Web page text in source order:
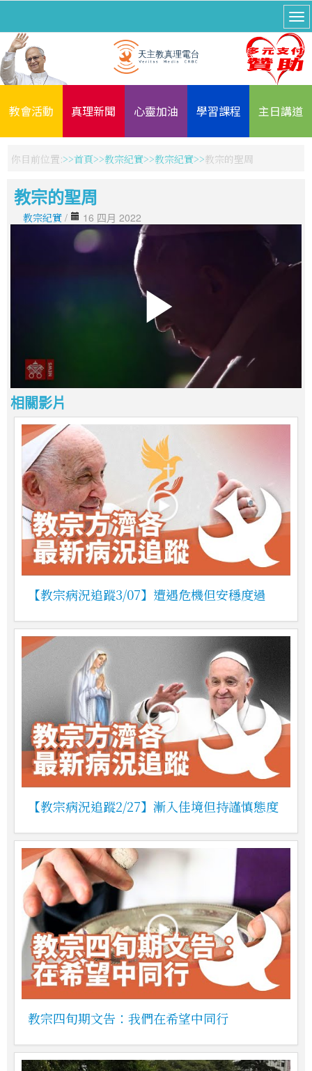
教會活動 真理新聞 心靈加油 學習課程 主日講道
你目前位置: 首頁 教宗紀實 教宗紀實 教宗的聖周
教宗的聖周
教宗紀實 / 16 四月 2022
相關影片
【教宗病況追蹤3/07】遭遇危機但安穩度過
【教宗病況追蹤2/27】漸入佳境但持謹慎態度
教宗四旬期文告：我們在希望中同行